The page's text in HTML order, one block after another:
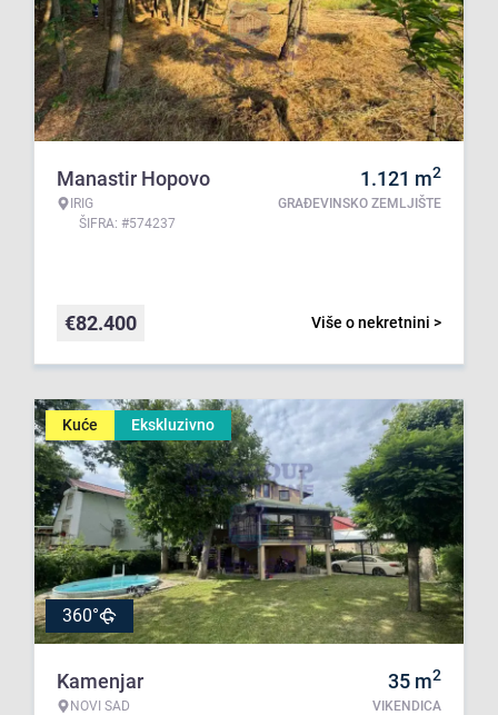
Manastir Hopovo
IRIG
ŠIFRA: #574237
1.121 m2
GRAĐEVINSKO ZEMLJIŠTE
Više o nekretnini >
€82.400
Kuće Ekskluzivno
360°
Kamenjar
NOVI SAD
35 m2
VIKENDICA